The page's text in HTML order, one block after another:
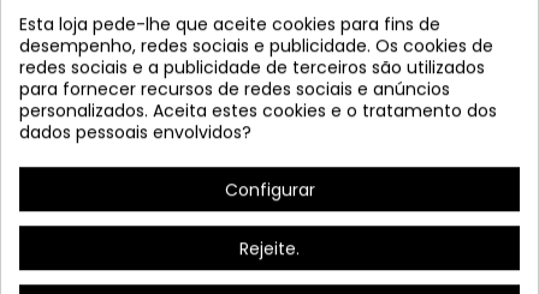
APLIQUE LED ACERO PINTADO BLANCO E
ACRÍLICO
Referência 8778
Em estoque
LED LED LED Aplicar
Aço pintado branco e acrílico.
Esta loja pede-lhe que aceite cookies para fins de
desempenho, redes sociais e publicidade. Os cookies de
redes sociais e a publicidade de terceiros são utilizados
para fornecer recursos de redes sociais e anúncios
personalizados. Aceita estes cookies e o tratamento dos
dados pessoais envolvidos?
Configurar
Rejeite.